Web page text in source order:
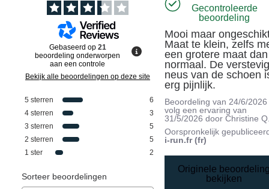
Gebaseerd op 21
beoordeling onderworpen
aan een controle
Bekijk alle beoordelingen op deze site
5 sterren
6
4 sterren
3
3 sterren
5
2 sterren
5
1 ster 2
Sorteer beoordelingen
Gecontroleerde
beoordeling
Mooi maar
Maat te klein, zelfs
een grotere maat dan
normaal. De
neus van de schoen
erg pijnlijk.
Beoordeling van 24/6/2026
volg een ervaring van
31/5/2026 doorChristine
Oorspronkelijk
i-run.fr (fr)
Originele
bekijken